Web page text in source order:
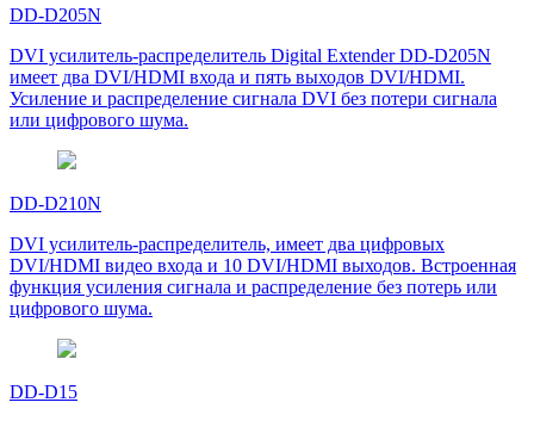
DD-D205N
DVI усилитель-распределитель Digital Extender DD-D205N
имеет два DVI/HDMI входа и пять выходов DVI/HDMI.
Усиление и распределение сигнала DVI без потери сигнала
или цифрового шума.
DD-D210N
DVI усилитель-распределитель, имеет два цифровых
DVI/HDMI видео входа и 10 DVI/HDMI выходов. Встроенная
функция усиления сигнала и распределение без потерь или
цифрового шума.
DD-D15